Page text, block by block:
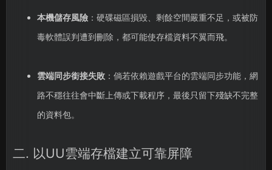
本機儲存風險：硬碟磁區損毀、剩餘空間嚴重不足，或被防
毒軟體誤判遭到刪除，都可能使存檔資料不翼而飛。
雲端同步銜接失敗：倘若依賴遊戲平台的雲端同步功能，網
路不穩往往會中斷上傳或下載程序，最後只留下殘缺不完整
的資料包。
二. 以UU雲端存檔建立可靠屏障